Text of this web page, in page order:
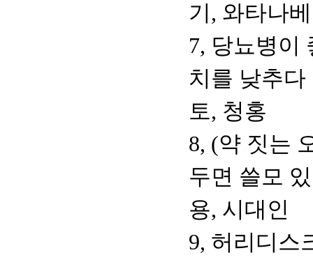
기, 와타나
7, 당뇨병이
치를 낮추
토, 청홍
8, (약 짓는
두면 쓸모
용, 시대인
9, 허리디스